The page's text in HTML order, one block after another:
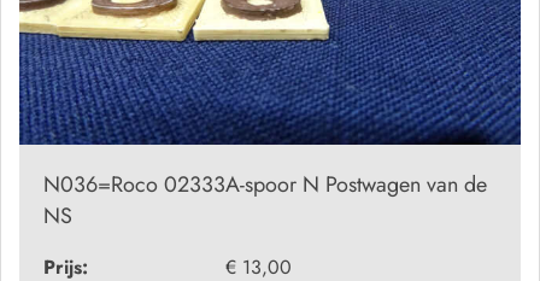
N036=Roco 02333A-spoor N Postwagen van de
NS
Prijs:
€ 13,00